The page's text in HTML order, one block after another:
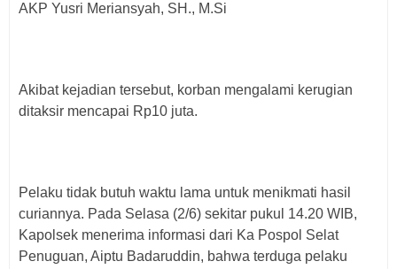
AKP Yusri Meriansyah, SH., M.Si
Akibat kejadian tersebut, korban mengalami kerugian
ditaksir mencapai Rp10 juta.
Pelaku tidak butuh waktu lama untuk menikmati hasil
curiannya. Pada Selasa (2/6) sekitar pukul 14.20 WIB,
Kapolsek menerima informasi dari Ka Pospol Selat
Penuguan, Aiptu Badaruddin, bahwa terduga pelaku